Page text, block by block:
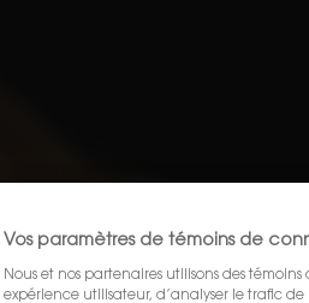
Vos paramètres de témoins de
Nous et nos partenaires utilisons des
expérience utilisateur, d’analyser le trafic de